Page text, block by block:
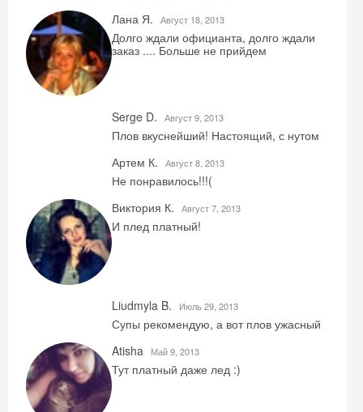
Лана Я.
Август 18, 2013
Долго ждали официанта, долго ждали
заказ .... Больше не прийдем
Serge D. Август 9, 2013
Плов вкуснейший! Настоящий, с нутом
Артем К.
Август 8, 2013
Не понравилось!!!(
Виктория К.
Август 7, 2013
И плед платный!
Liudmyla B. Июль 29, 2013
Супы рекомендую, а вот плов ужасный
Atisha
Май 9, 2013
Тут платный даже лед :)